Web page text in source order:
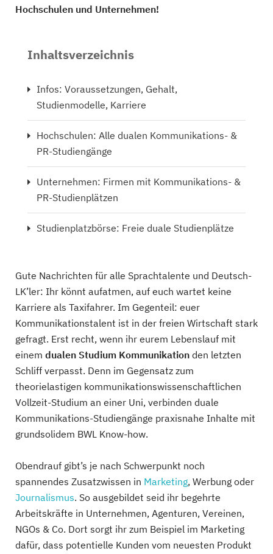
Hochschulen und Unternehmen!
Inhaltsverzeichnis
Infos: Voraussetzungen, Gehalt,
Studienmodelle, Karriere
Hochschulen: Alle dualen Kommunikations- &
PR-Studiengänge
Unternehmen: Firmen mit Kommunikations- &
PR-Studienplätzen
Studienplatzbörse: Freie duale Studienplätze
Gute Nachrichten für alle Sprachtalente und Deutsch-
LK’ler: Ihr könnt aufatmen, auf euch wartet keine
Karriere als Taxifahrer. Im Gegenteil: euer
Kommunikationstalent ist in der freien Wirtschaft stark
gefragt. Erst recht, wenn ihr eurem Lebenslauf mit
einem dualen Studium Kommunikation den letzten
Schliff verpasst. Denn im Gegensatz zum
theorielastigen kommunikationswissenschaftlichen
Vollzeit-Studium an einer Uni, verbinden duale
Kommunikations-Studiengänge praxisnahe Inhalte mit
grundsolidem BWL Know-how.
Obendrauf gibt’s je nach Schwerpunkt noch
spannendes Zusatzwissen in Marketing, Werbung oder
Journalismus. So ausgebildet seid ihr begehrte
Arbeitskräfte in Unternehmen, Agenturen, Vereinen,
NGOs & Co. Dort sorgt ihr zum Beispiel im Marketing
dafür, dass potentielle Kunden vom neuesten Produkt